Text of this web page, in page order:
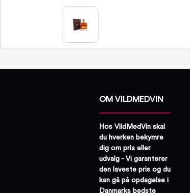
OM VILDMEDVIN
Hos VildMedVin skal
du hverken bekymre
dig om pris eller
udvalg - Vi garanterer
den laveste pris og du
kan gå på opdagelse i
Danmarks bedste